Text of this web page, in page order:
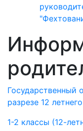
Государственный
разрезе 12
1-2 классы (12-